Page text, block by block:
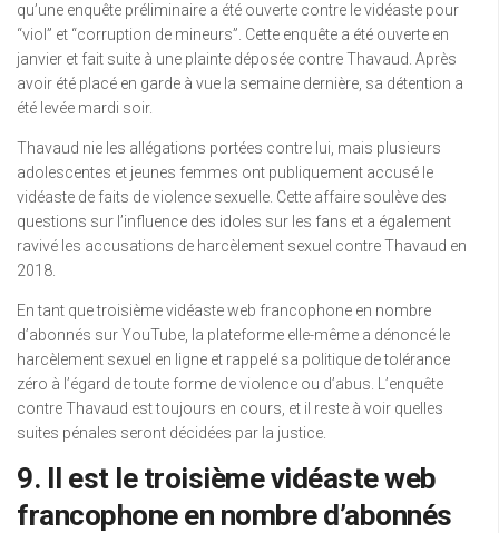
qu’une enquête préliminaire a été ouverte contre le vidéaste pour
“viol” et “corruption de mineurs”. Cette enquête a été ouverte en
janvier et fait suite à une plainte déposée contre Thavaud. Après
avoir été placé en garde à vue la semaine dernière, sa détention a
été levée mardi soir.
Thavaud nie les allégations portées contre lui, mais plusieurs
adolescentes et jeunes femmes ont publiquement accusé le
vidéaste de faits de violence sexuelle. Cette affaire soulève des
questions sur l’influence des idoles sur les fans et a également
ravivé les accusations de harcèlement sexuel contre Thavaud en
2018.
En tant que troisième vidéaste web francophone en nombre
d’abonnés sur YouTube, la plateforme elle-même a dénoncé le
harcèlement sexuel en ligne et rappelé sa politique de tolérance
zéro à l’égard de toute forme de violence ou d’abus. L’enquête
contre Thavaud est toujours en cours, et il reste à voir quelles
suites pénales seront décidées par la justice.
9. Il est le troisième vidéaste web
francophone en nombre d’abonnés